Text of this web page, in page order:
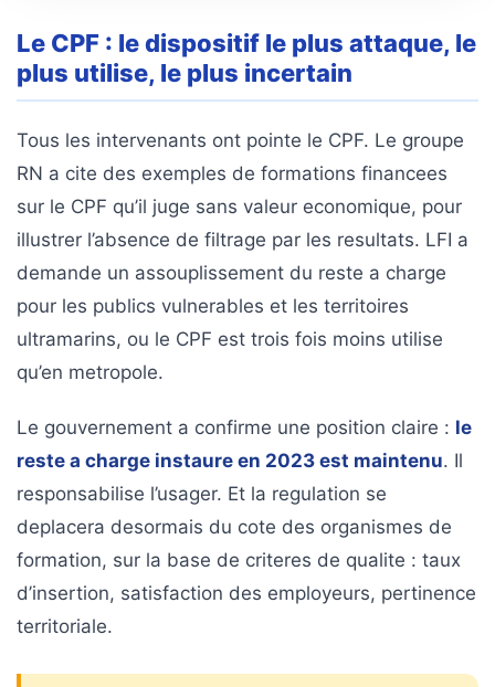
Le CPF : le dispositif le plus attaque, le
plus utilise, le plus incertain
Tous les intervenants ont pointe le CPF. Le groupe
RN a cite des exemples de formations financees
sur le CPF qu’il juge sans valeur economique, pour
illustrer l’absence de filtrage par les resultats. LFI a
demande un assouplissement du reste a charge
pour les publics vulnerables et les territoires
ultramarins, ou le CPF est trois fois moins utilise
qu’en metropole.
Le gouvernement a confirme une position claire : le
reste a charge instaure en 2023 est maintenu. Il
responsabilise l’usager. Et la regulation se
deplacera desormais du cote des organismes de
formation, sur la base de criteres de qualite : taux
d’insertion, satisfaction des employeurs, pertinence
territoriale.